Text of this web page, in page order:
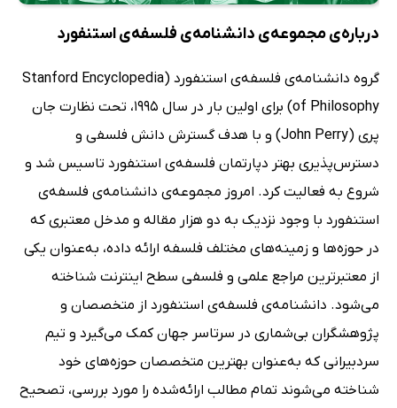
درباره‌ی مجموعه‌ی دانشنامه‌ی فلسفه‌ی استنفورد
گروه دانشنامه‌ی فلسفه‌ی استنفورد (Stanford Encyclopedia
of Philosophy) برای اولین بار در سال 1995، تحت نظارت جان
پری (John Perry) و با هدف گسترش دانش فلسفی و
دسترس‌پذیری بهتر دپارتمان فلسفه‌ی استنفورد تاسیس شد و
شروع به فعالیت کرد. امروز مجموعه‌ی دانشنامه‌ی فلسفه‌ی
استنفورد با وجود نزدیک به دو هزار مقاله و مدخل معتبری که
در حوزه‌ها و زمینه‌های مختلف فلسفه ارائه داده، به‌عنوان یکی
از معتبرترین مراجع علمی و فلسفی سطح اینترنت شناخته
می‌شود. دانشنامه‌ی فلسفه‌ی استنفورد از متخصصان و
پژوهشگران بی‌شماری در سرتاسر جهان کمک می‌گیرد و تیم
سردبیرانی که به‌عنوان بهترین متخصصان حوزه‌های خود
شناخته می‌شوند تمام مطالب ارائه‌شده را مورد بررسی، تصحیح